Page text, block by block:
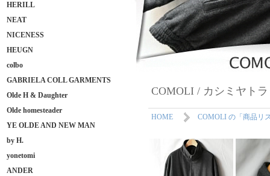
HERILL
NEAT
NICENESS
HEUGN
colbo
GABRIELA COLL GARMENTS
Olde H & Daughter
Olde homesteader
YE OLDE AND NEW MAN
by H.
yonetomi
ANDER
COMOLI / カシミヤト
HOME COMOLI の「商品リ